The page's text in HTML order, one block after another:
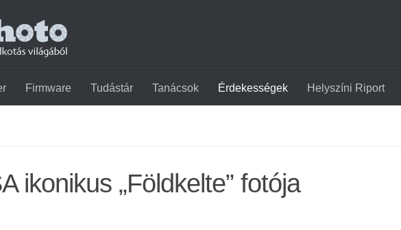
Firmware Tudástár Tanácsok Érdekességek Helyszíni Riport
ikonikus „Földkelte” fotója